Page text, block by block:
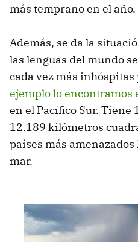
más temprano en el año.
Además, se da la
las lenguas del mundo
cada vez más
ejemplo lo encontramos
en el Pacífico Sur. Tiene
12.189 kilómetros
países más
mar.